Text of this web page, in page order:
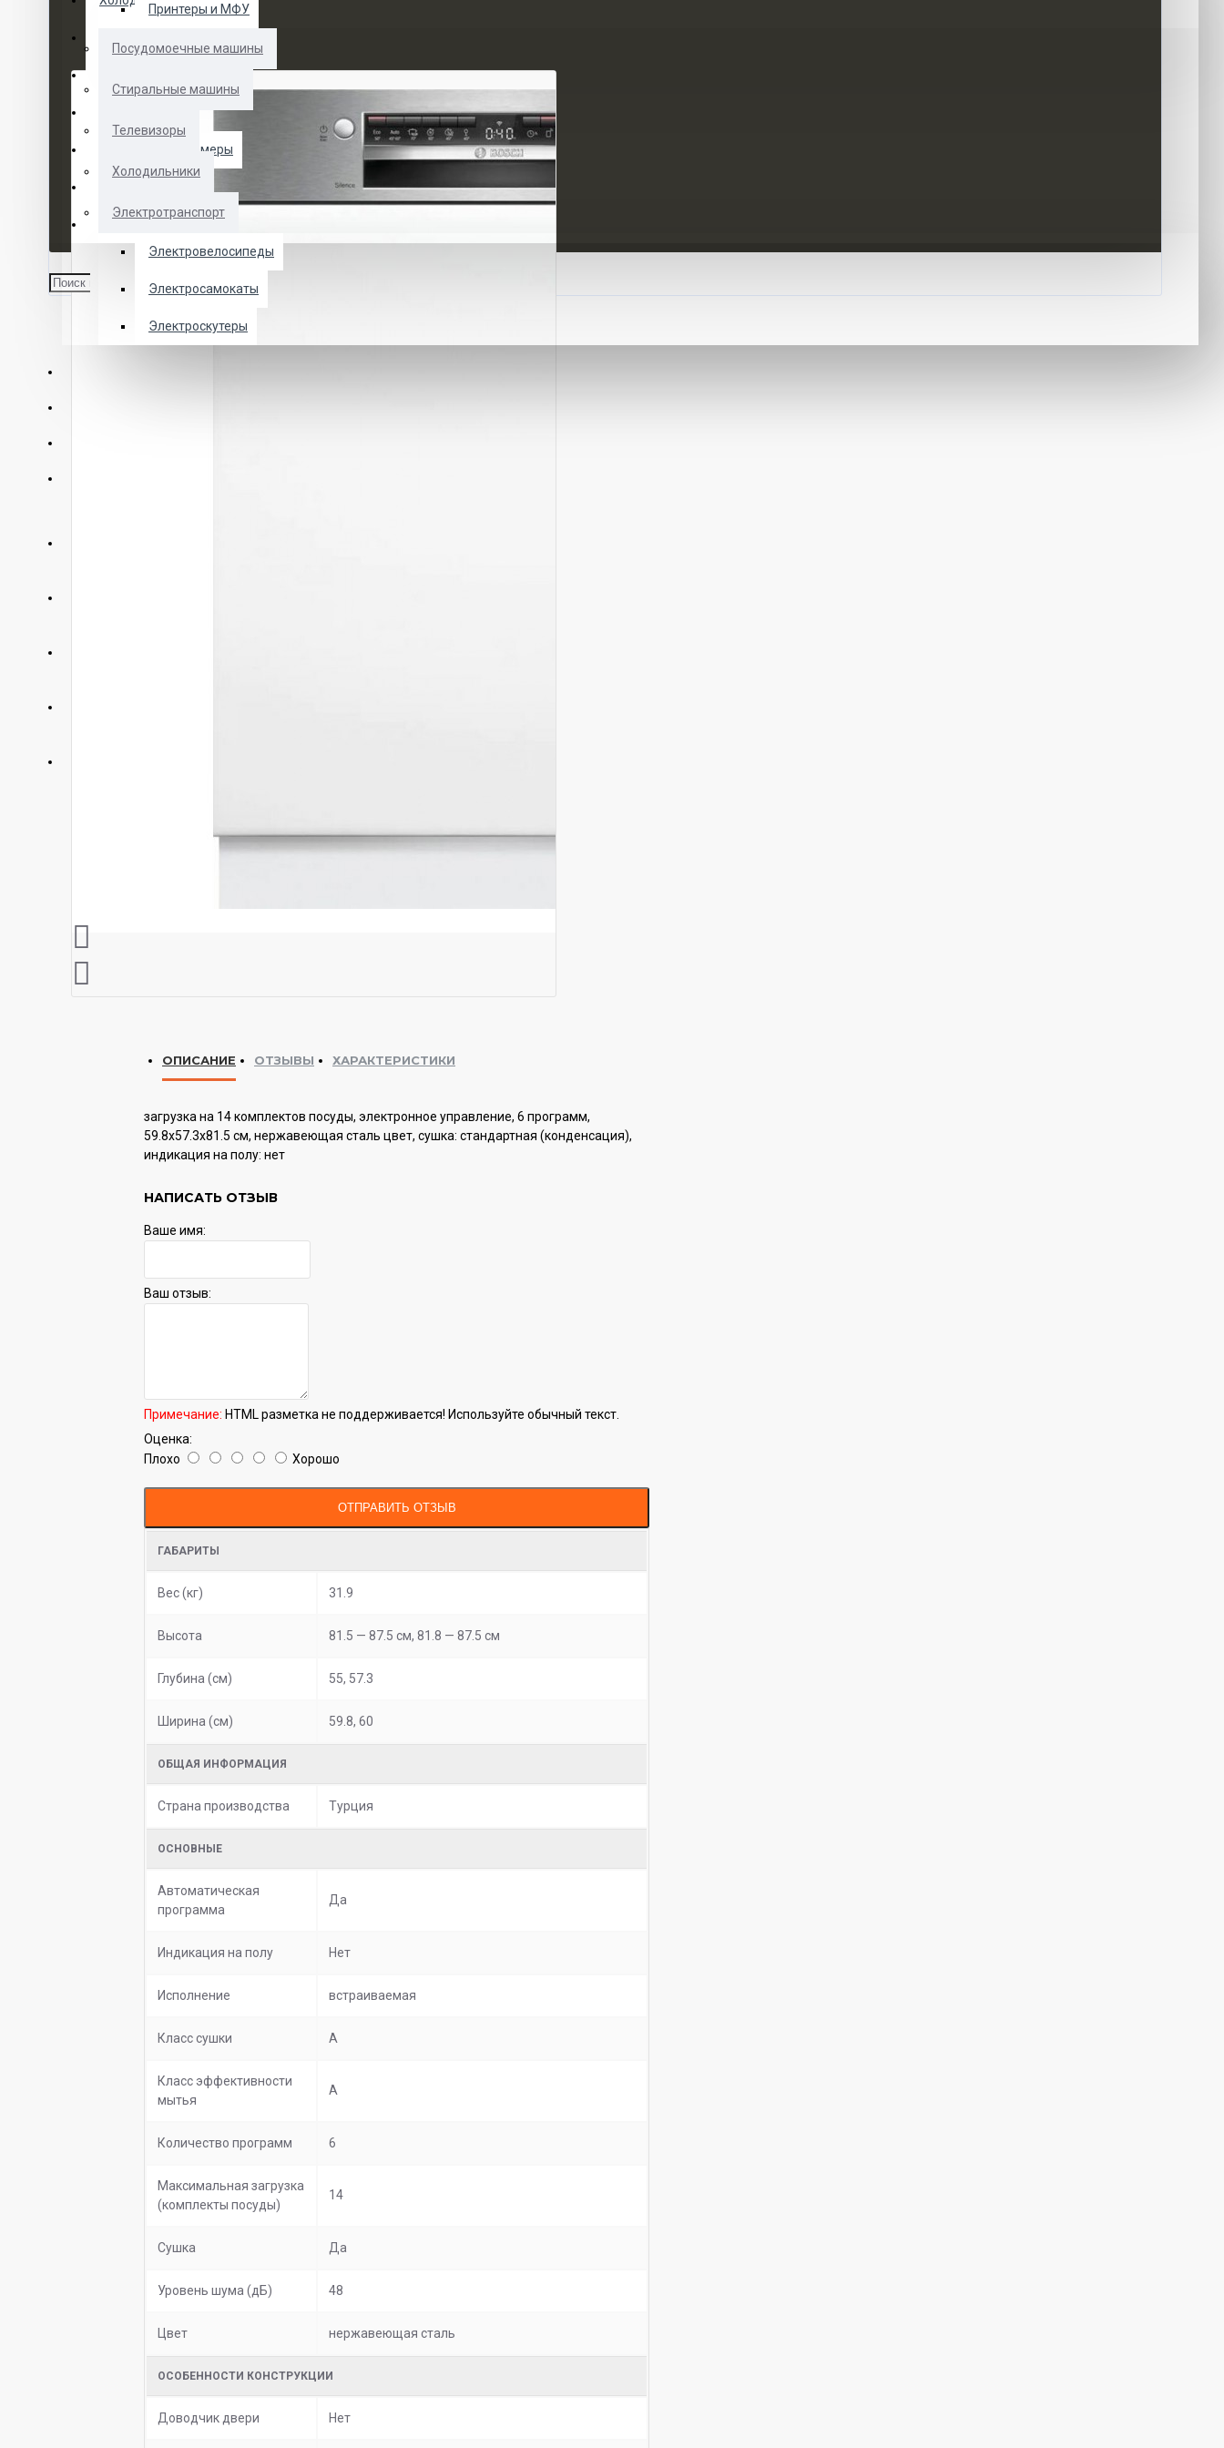
Морозильные камеры
Телевизоры
Принтеры и МФУ
Посудомоечные машины
Стиральные машины
Телевизоры
Холодильники
Электротранспорт
Электровелосипеды
Электросамокаты
Электроскутеры
ОПИСАНИЕ ОТЗЫВЫ ХАРАКТЕРИСТИКИ
загрузка на 14 комплектов посуды, электронное управление, 6 программ,
59.8x57.3x81.5 см, нержавеющая сталь цвет, сушка: стандартная (конденсация),
индикация на полу: нет
Гарантия:12 мес.
НАПИСАТЬ ОТЗЫВ
Ваше имя:
Ваш отзыв:
Примечание: HTML разметка не поддерживается! Используйте обычный текст.
Оценка:
Плохо
Хорошо
ОТПРАВИТЬ ОТЗЫВ
ГАБАРИТЫ
Вес (кг) 31.9
Высота 81.5 — 87.5 см, 81.8 — 87.5 см
Глубина (см) 55, 57.3
Ширина (см) 59.8, 60
ОБЩАЯ ИНФОРМАЦИЯ
Страна производства Турция
ОСНОВНЫЕ
Автоматическая
программа
Да
Индикация на полу Нет
Исполнение встраиваемая
Класс сушки A
Класс эффективности
мытья
A
Количество программ 6
Максимальная загрузка
(комплекты посуды)
14
Сушка Да
Уровень шума (дБ) 48
Цвет нержавеющая сталь
ОСОБЕННОСТИ КОНСТРУКЦИИ
Доводчик двери Нет